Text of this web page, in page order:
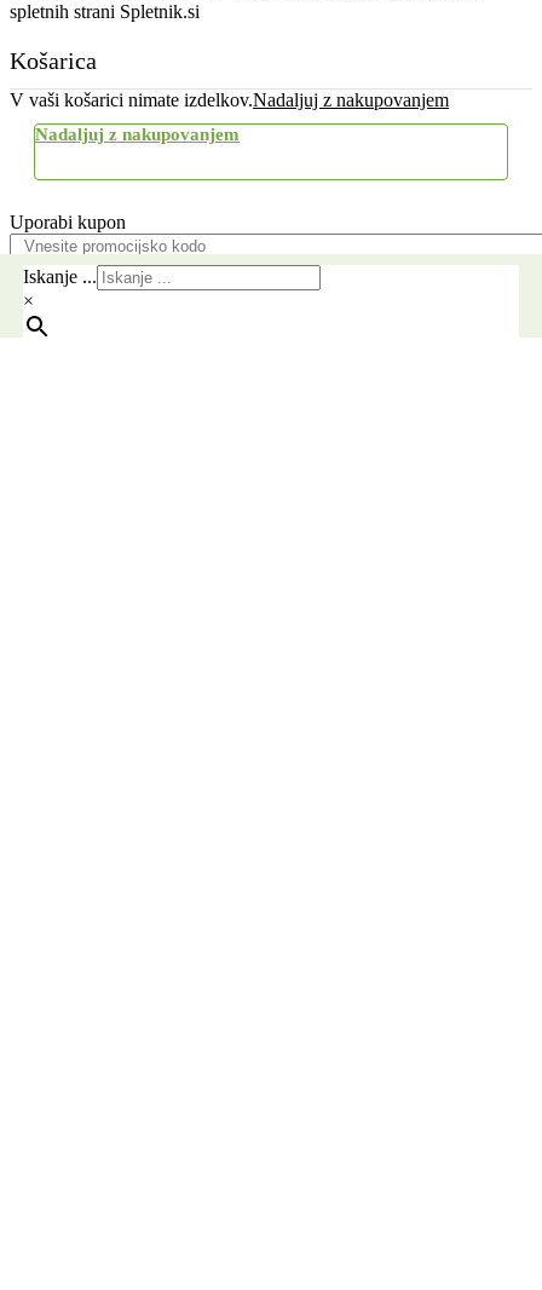
Iskanje ...
×
spletnih strani Spletnik.si
Košarica
V vaši košarici nimate izdelkov.Nadaljuj z nakupovanjem
Nadaljuj z nakupovanjem
Uporabi kupon
Pošlji